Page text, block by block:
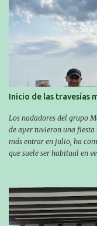
Inicio de las travesías
Los nadadores del grupo
de ayer tuvieron una
más entrar en julio, ha
que suele ser habitual en
próxima cita. Para
XXXVIII. Travesía a nado
metros en 28 minutos y 30
compañero Asier